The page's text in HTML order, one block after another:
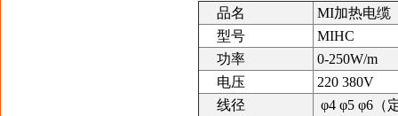
品名
MI加热电缆
型号
MIHC
功率
0-250W/m
电压
220 380V
线径
φ4 φ5 φ6（